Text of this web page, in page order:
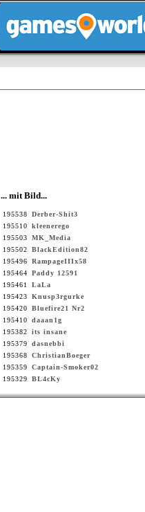
... mit Bild...
195538
Derber-Shit3
195510
kleenerego
195503
MK_Media
195502
BlackEdition82
195496
RampageIIIx58
195464
Paddy 12591
195461
LaLa
195423
Knusp3rgurke
195420
Bluefire21 Nr2
195410
daaan1g
195382
its insane
195379
dasnebbi
195368
ChristianBoeger
195359
Captain-Smoker02
195329
BL4cKy